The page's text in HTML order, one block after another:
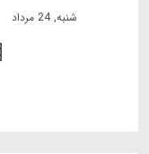
شنبه, 24 مرداد